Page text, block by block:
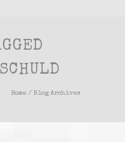
Home / Blog Archives